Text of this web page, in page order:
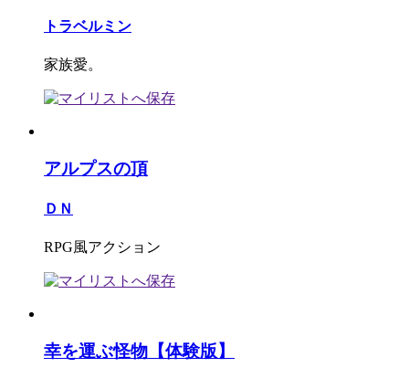
トラベルミン
家族愛。
アルプスの頂
ＤＮ
RPG風アクション
幸を運ぶ怪物【体験版】